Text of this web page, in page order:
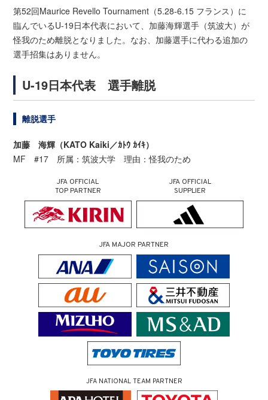
第52回Maurice Revello Tournament（5.28-6.15 フランス）に
臨んでいるU-19日本代表において、加藤海輝選手（筑波大）が
怪我のため離脱となりました。なお、加藤選手に代わる追加の
選手招集はありません。
U-19日本代表 選手離脱
離脱選手
加藤 海輝（KATO Kaiki／ｶﾄｳ ｶｲｷ）
MF #17 所属：筑波大学 理由：怪我のため
JFA OFFICIAL
TOP PARTNER
JFA OFFICIAL
SUPPLIER
JFA MAJOR PARTNER
JFA NATIONAL TEAM PARTNER